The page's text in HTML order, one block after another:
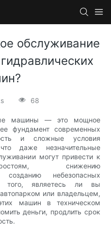
обслуживание
68
машины — это мощное
фундамент современных
и сложные условия
даже незначительные
могут привести к
снижению
созданию небезопасных
того, являетесь ли вы
или владельцем,
машин в техническом
деньги, продлить срок